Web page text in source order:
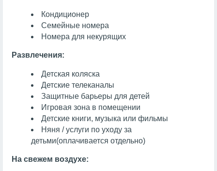
Кондиционер
Семейные номера
Номера для некурящих
Развлечения:
Детская коляска
Детские телеканалы
Защитные барьеры для детей
Игровая зона в помещении
Детские книги, музыка или фильмы
Няня / услуги по уходу за
детьми(оплачивается отдельно)
На свежем воздухе: